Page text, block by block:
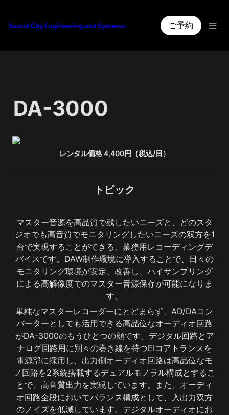
Sound City Engineering and Systems ご予約
DA-3000
レンタル価格 4,400円（税込/日）
トピック
マスター音源を高品質で残したいニーズと、どのスタ
ジオでも高音質でモニタリングしたいニーズの双方を1
台で実現することができる、業務用レコーディングデ
バイスです。DAW制作環境に導入することで、日々の
モニタリング環境が安定、改善し、ハイサンプリング
による高解像度でのマスター音源保存が可能になりま
す。
単純なマスターレコーダーにとどまらず、AD/DAコン
バーターとしても活用できる高品位なオーディオ回路
がDA-3000のもうひとつの顔です。デジタル回路とア
ナログ回路用に別々の巻き線を持つEIコアトランスを
電源部に採用し、出力側オーディオ回路は高品位なモ
ノ回路を2系統搭載するデュアルモノラル構成とするこ
とで、高音質出力を実現しています。また、オーディ
オ回路全段においてバランス構成として、入出力双方
のノイズを低減しています。デジタルオーディオにお